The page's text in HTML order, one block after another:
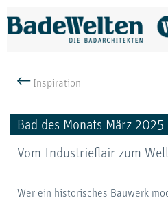
Inspiration
Bad des Monats März 2025
Vom Industrieflair zum
Wer ein historisches Bauwerk